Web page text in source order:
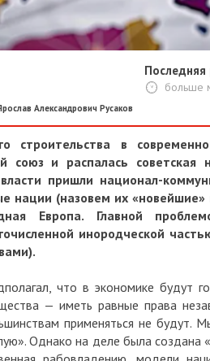
Последняя
больше
Александрович Русаков
строительства в
союз и распалась
пришли национал-
нации (назовем их
Европа. Главной
инородческой
что в экономике будут
— иметь равные права
применяться не будут.
Однако на деле была создана